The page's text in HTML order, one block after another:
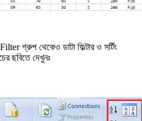
গ্রুপ থেকেও ডাটা ফিল্টার ও সর্টিং
ছবিতে দেখুনঃ